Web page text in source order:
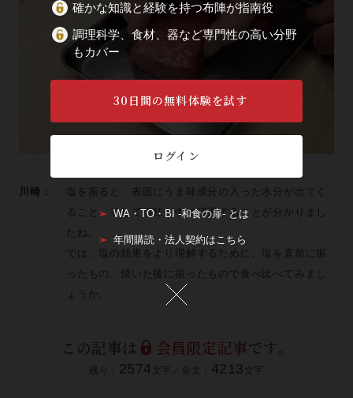
川崎：
塩を振ると、表面にうま味成分の入った水分が出てく
ること、そして塩味が中に浸透することが分かりまし
たね。
では、塩の効果をより理解するために、塩を直前に振
ったもの、焼いた後に振ったもので食べ比べてみまし
ょうか。
この記事は 会員限定記事です。
残り： 2574 文字／全文： 4213 文字
確かな知識と経験を持つ布陣が指南役
調理科学、食材、器など専門性の高い分野
もカバー
30日間の無料体験を試す
ログイン
WA・TO・BI -和食の扉- とは
年間購読・法人契約はこちら